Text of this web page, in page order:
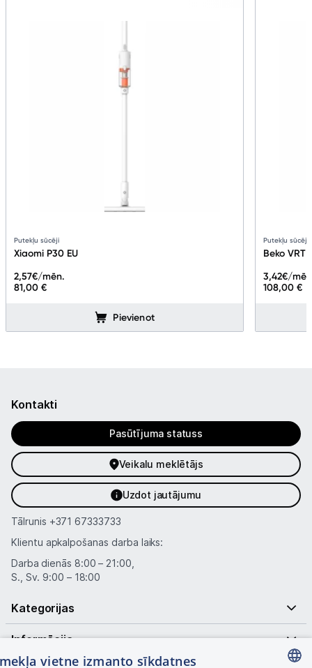
Putekļu sūcēji
Xiaomi P30 EU
81,00 €
2,57€/mēn.
Pievienot
Putekļu sūcēji
Beko VRT
108,00 €
3,42€/
Kontakti
Pasūtījuma statuss
Veikalu meklētājs
Uzdot jautājumu
Tālrunis +371 67333733
Klientu apkalpošanas darba laiks:
Darba dienās 8:00 – 21:00,
S., Sv. 9:00 – 18:00
Kategorijas
Informācija
vietne izmanto sīkdatnes